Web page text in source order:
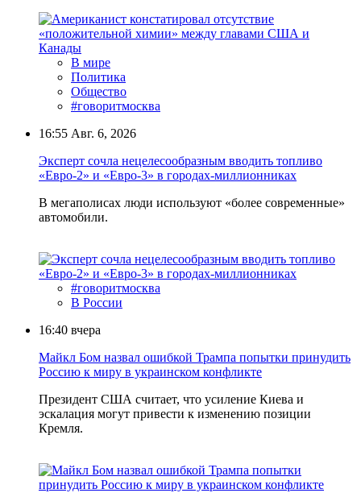
В мире
Политика
Общество
#говоритмосква
16:55 Авг. 6, 2026
Эксперт сочла нецелесообразным вводить топливо
«Евро-2» и «Евро-3» в городах-миллионниках
В мегаполисах люди используют «более современные»
автомобили.
#говоритмосква
В России
16:40 вчера
Майкл Бом назвал ошибкой Трампа попытки принудить
Россию к миру в украинском конфликте
Президент США считает, что усиление Киева и
эскалация могут привести к изменению позиции
Кремля.